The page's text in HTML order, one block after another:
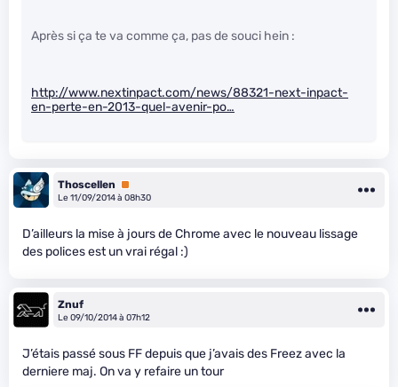
Après si ça te va comme ça, pas de souci hein :
http://www.nextinpact.com/news/88321-next-inpact-
en-perte-en-2013-quel-avenir-po…
Thoscellen
Premium
Le 11/09/2014 à 08h30
D’ailleurs la mise à jours de Chrome avec le nouveau lissage
des polices est un vrai régal :)
Znuf
Le 09/10/2014 à 07h12
J’étais passé sous FF depuis que j’avais des Freez avec la
derniere maj. On va y refaire un tour